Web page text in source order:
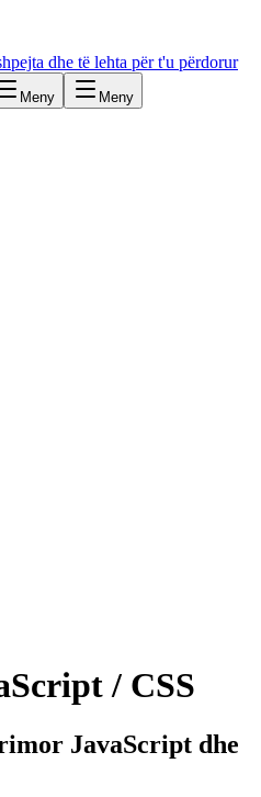
dhe të lehta për t'u përdorur
Meny Meny
/ CSS
JavaScript dhe